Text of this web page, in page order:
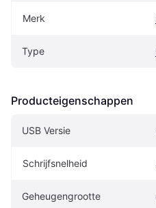
Merk
Type
Producteigenschappen
USB Versie
Schrijfsnelheid
Geheugengrootte